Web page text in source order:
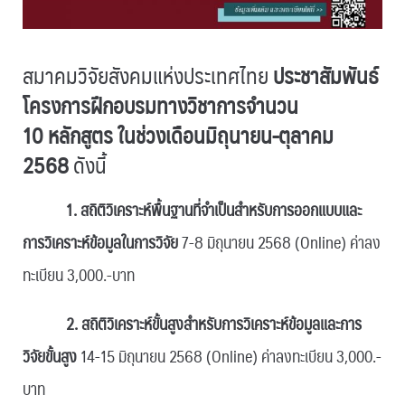
สมาคมวิจัยสังคมแห่งประเทศไทยประชาสัมพันธ์
โครงการฝึกอบรมทางวิชาการจำนวน
10 หลักสูตร ในช่วงเดือนมิถุนายน-ตุลาคม
2568ดังนี้
1. สถิติวิเคราะห์พื้นฐานที่จำเป็นสำหรับการออกแบบและ
การวิเคราะห์ข้อมูลในการวิจัย7-8 มิถุนายน 2568 (Online) ค่าลง
ทะเบียน 3,000.-บาท
2. สถิติวิเคราะห์ขั้นสูงสำหรับการวิเคราะห์ข้อมูลและการ
วิจัยขั้นสูง14-15 มิถุนายน 2568 (Online) ค่าลงทะเบียน 3,000.-
บาท